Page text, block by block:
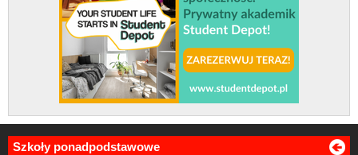
Szkoły ponadpodstawowe